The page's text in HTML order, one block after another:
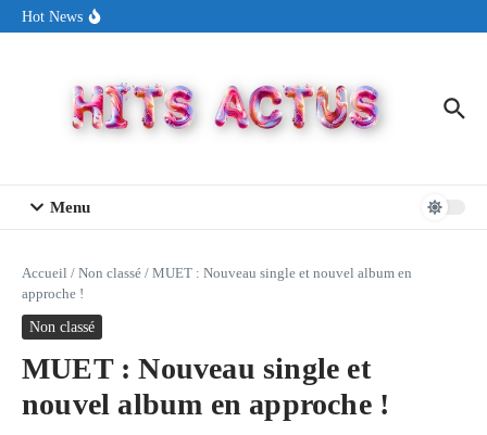
Aller au contenu
Hot News
« New Day »
Menu
Accueil / Non classé / MUET : Nouveau single et nouvel album en
approche !
Non classé
MUET : Nouveau single et
nouvel album en approche !